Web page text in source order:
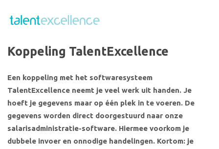
Koppeling TalentExcellence
Een koppeling met het softwaresysteem
TalentExcellence neemt je veel werk uit handen. Je
hoeft je gegevens maar op één plek in te voeren. De
gegevens worden direct doorgestuurd naar onze
salarisadministratie-software. Hiermee voorkom je
dubbele invoer en onnodige handelingen. Kortom: je